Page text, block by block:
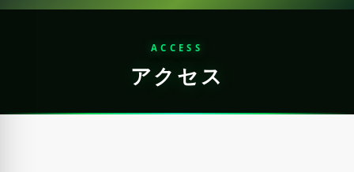
ACCESS
アクセス